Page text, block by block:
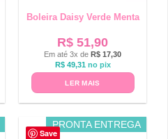
Boleira Daisy Verde Menta
R$ 51,90
Em até 3x de R$ 17,30
R$49,31 no pix
LER MAIS
Save
PRONTA ENTREGA